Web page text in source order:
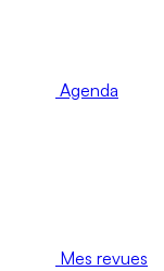
Agenda
Mes revues